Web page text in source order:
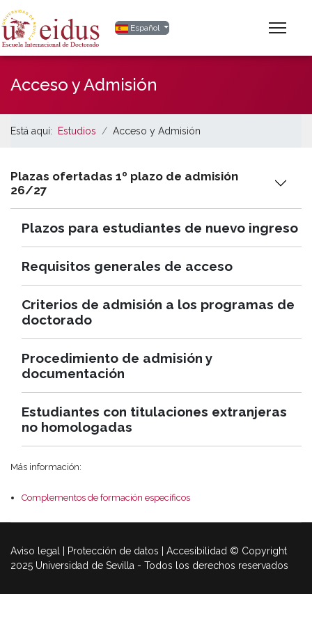
Seleccione su idioma
Español
Acceso y Admisión
Está aquí: Estudios Acceso y Admisión
Plazas ofertadas 1º plazo de admisión
26/27
Plazos para estudiantes de nuevo ingreso
Requisitos generales de acceso
Criterios de admisión a los programas de
doctorado
Procedimiento de admisión y
documentación
Estudiantes con titulaciones extranjeras
no homologadas
Más información:
Complementos de formación específicos
Aviso legal | Protección de datos | Accesibilidad © Copyright
2025 Universidad de Sevilla - Todos los derechos reservados